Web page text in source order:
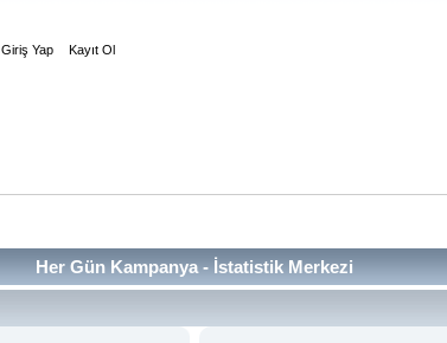
Giriş Yap Kayıt Ol
Her Gün Kampanya - İstatistik Merkezi